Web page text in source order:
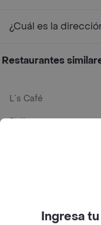
¿Cuál es la
Restaurantes
L´s Café
Philippe
Myriam Camhi Co
Ingresa